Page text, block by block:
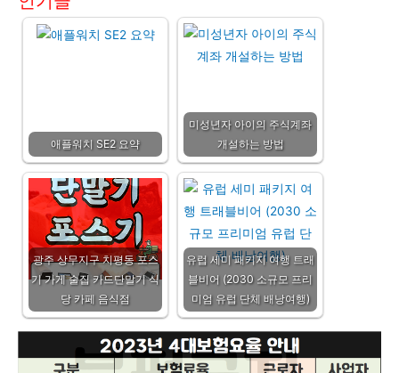
애플워치 SE2 요약
미성년자 아이의 주식계좌
개설하는 방법
광주 상무지구 치평동 포스
기 가게 술집 카드단말기 식
당 카페 음식점
유럽 세미 패키지 여행 트래
블비어 (2030 소규모 프리
미엄 유럽 단체 배낭여행)